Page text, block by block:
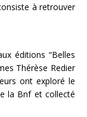
à retrouver
éditions “Belles
Thérèse Redier
ont exploré le
la Bnf et collecté